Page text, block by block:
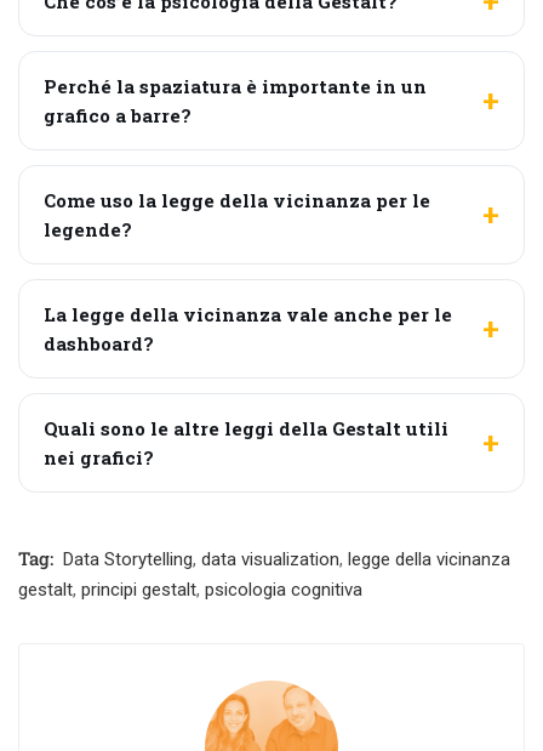
Perché la spaziatura è importante in un
grafico a barre?
Come uso la legge della vicinanza per le
legende?
La legge della vicinanza vale anche per le
dashboard?
Quali sono le altre leggi della Gestalt utili
nei grafici?
Tag: Data Storytelling, data visualization, legge della vicinanza
gestalt, principi gestalt, psicologia cognitiva